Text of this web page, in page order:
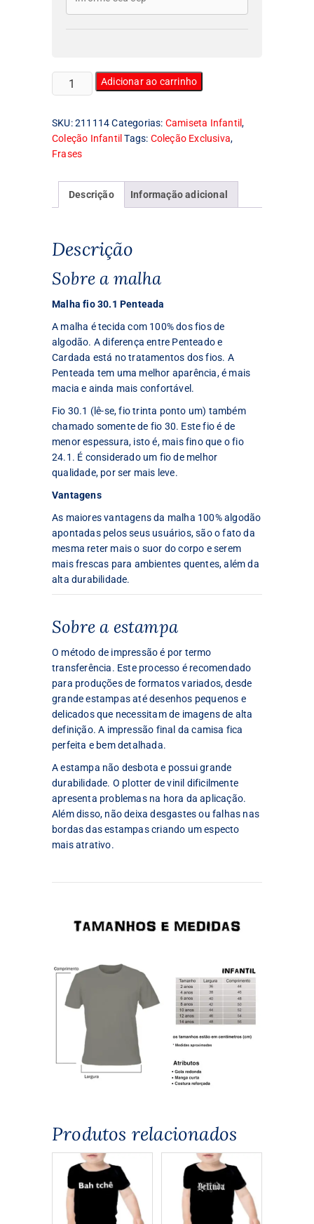
Camiseta
Infantil
quantidade
Adicionar ao carrinho
SKU:211114 Categorias: Camiseta Infantil,
Coleção Infantil Tags: Coleção Exclusiva,
Frases
Descrição Informação adicional
Descrição
Sobre a malha
Malha fio 30.1 Penteada
A malha é tecida com 100% dos fios de
algodão. A diferença entre Penteado e
Cardada está no tratamentos dos fios. A
Penteada tem uma melhor aparência, é mais
macia e ainda mais confortável.
Fio 30.1 (lê-se, fio trinta ponto um) também
chamado somente de fio 30. Este fio é de
menor espessura, isto é, mais fino que o fio
24.1. É considerado um fio de melhor
qualidade, por ser mais leve.
Vantagens
As maiores vantagens da malha 100% algodão
apontadas pelos seus usuários, são o fato da
mesma reter mais o suor do corpo e serem
mais frescas para ambientes quentes, além da
alta durabilidade.
Sobre a estampa
O método de impressão é por termo
transferência. Este processo é recomendado
para produções de formatos variados, desde
grande estampas até desenhos pequenos e
delicados que necessitam de imagens de alta
definição. A impressão final da camisa fica
perfeita e bem detalhada.
A estampa não desbota e possui grande
durabilidade. O plotter de vinil dificilmente
apresenta problemas na hora da aplicação.
Além disso, não deixa desgastes ou falhas nas
bordas das estampas criando um especto
mais atrativo.
Produtos relacionados